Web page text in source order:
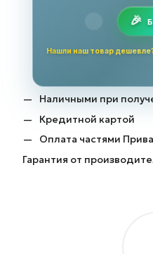
Нашли наш товар
Наличными при
Кредитной картой
Оплата частями
Гарантия от